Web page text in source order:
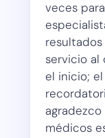
veces
resultados
servicio al
el inicio;
médicos